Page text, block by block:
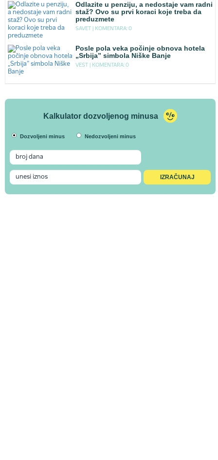
Odlazite u penziju, a nedostaje vam radni
staž? Ovo su prvi koraci koje treba da
preduzmete
SAVET | KOMENTARA: 0
Posle pola veka počinje obnova hotela
„Srbija” simbola Niške Banje
VEST | KOMENTARA: 0
Kalkulator dozvoljenog minusa
Dozvoljeni minus Nedozvoljeni minus